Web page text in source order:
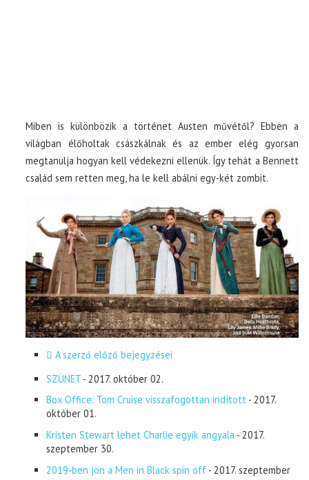
Miben is különbözik a történet Austen művétől? Ebben a
világban élőholtak császkálnak és az ember elég gyorsan
megtanulja hogyan kell védekezni ellenük. Így tehát a Bennett
család sem retten meg, ha le kell abálni egy-két zombit.
A szerző előző bejegyzései
SZÜNET - 2017. október 02.
Box Office: Tom Cruise visszafogottan indított - 2017.
október 01.
Kristen Stewart lehet Charlie egyik angyala - 2017.
szeptember 30.
2019-ben jön a Men in Black spin off - 2017. szeptember